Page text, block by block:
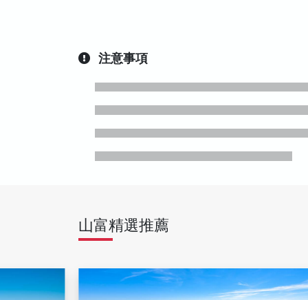
注意事項
山富精選推薦